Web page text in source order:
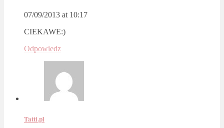
07/09/2013 at 10:17
CIEKAWE:)
Odpowiedz
Tatti.pl